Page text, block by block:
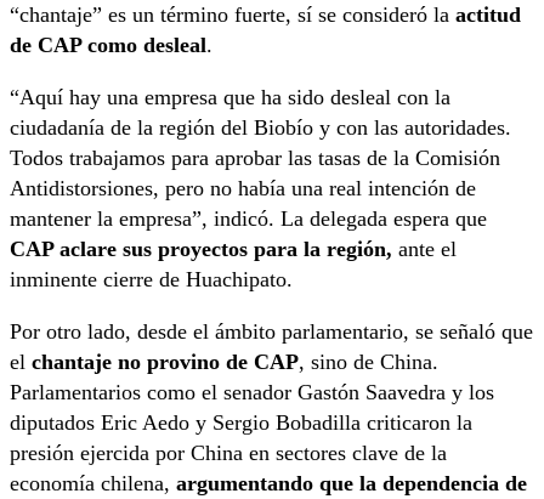
“chantaje” es un término fuerte, sí se consideró la actitud
de CAP como desleal.
“Aquí hay una empresa que ha sido desleal con la
ciudadanía de la región del Biobío y con las autoridades.
Todos trabajamos para aprobar las tasas de la Comisión
Antidistorsiones, pero no había una real intención de
mantener la empresa”, indicó. La delegada espera que
CAP aclare sus proyectos para la región, ante el
inminente cierre de Huachipato.
Por otro lado, desde el ámbito parlamentario, se señaló que
el chantaje no provino de CAP, sino de China.
Parlamentarios como el senador Gastón Saavedra y los
diputados Eric Aedo y Sergio Bobadilla criticaron la
presión ejercida por China en sectores clave de la
economía chilena, argumentando que la dependencia de